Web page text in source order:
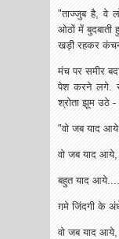
"ताज्जुब है, वे‌
ओठों में बुदबाती
खड़ी रहकर
मंच पर समीर
पेश करने लगे.
श्रोता झूम उठे -
"वो जब याद
वो जब याद आये,
बहुत याद आये.....
ग़मे जिंदगी के
वो जब याद आये,